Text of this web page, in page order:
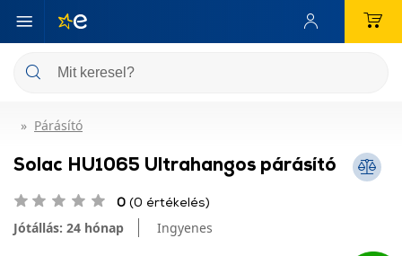
Párásító
Solac HU1065 Ultrahangos párásító
0 (0 értékelés)
Jótállás: 24 hónap Ingyenes